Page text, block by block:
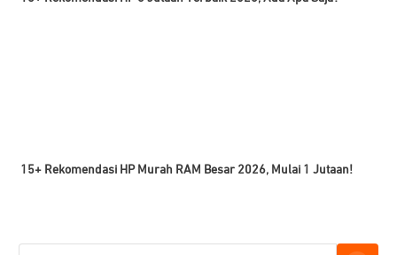
15+ Rekomendasi HP Murah RAM Besar 2026, Mulai 1 Jutaan!